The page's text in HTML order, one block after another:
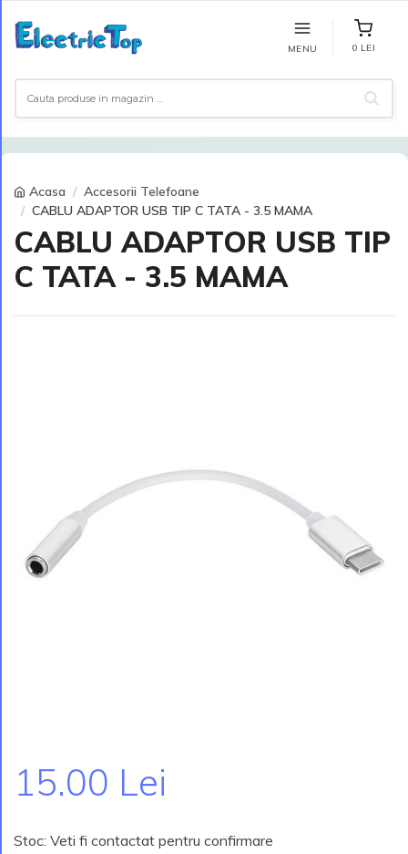
MENU 0 LEI
Acasa
Accesorii Telefoane
CABLU ADAPTOR USB TIP C TATA - 3.5 MAMA
CABLU ADAPTOR USB TIP
C TATA - 3.5 MAMA
15.00 Lei
Stoc: Veti fi contactat pentru confirmare